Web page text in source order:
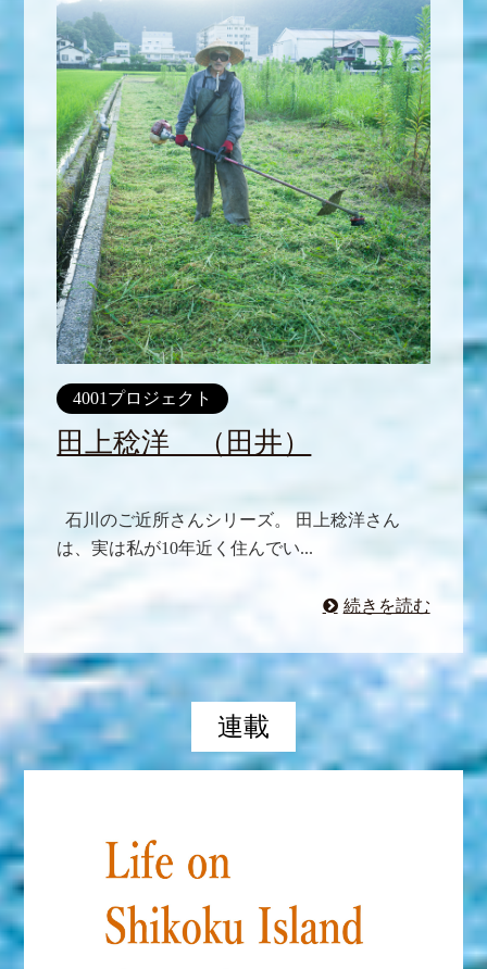
4001プロジェクト
田上稔洋 （田井）
石川のご近所さんシリーズ。 田上稔洋さん
は、実は私が10年近く住んでい...
続きを読む
連載